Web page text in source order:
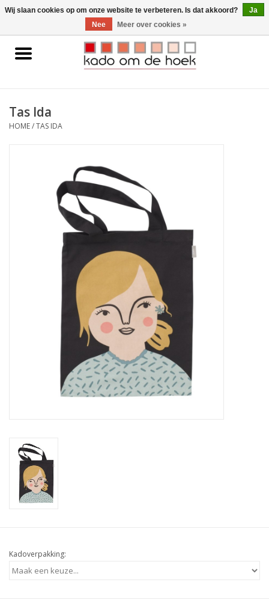
0 Artikelen - €0,00
Home
Gadgets
Tas Ida
HOME/TAS IDA
Kadoverpakking:
Wij slaan cookies op om onze website te verbeteren. Is dat akkoord?
Ja
Nee
Meer over cookies »